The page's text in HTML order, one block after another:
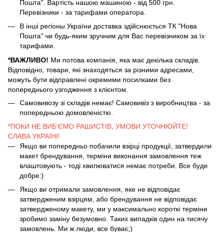
Пошта". Вартість нашою машиною - від 500 грн.
Перевізники - за тарифами оператора.
В інші регіоны України доставка здійснюється ТК "Нова
Пошта" чи будь-яким зручним для Вас перевізником за їх
тарифами.
*ВАЖЛИВО! Ми потова компанія, яка має декілька складів.
Відповідно, товари, які знаходяться за різними адресами,
можуть бути відправлені окремими посилками без
попереднього узгодження з клієнтом.
Самовивозу зі складів немає! Самовивіз з виробництва - за
попередньою домовленістю.
*ПОКИ НЕ ВИБ'ЄМО РАШИСТІВ, УМОВИ УТОЧНЮЙТЕ!
СЛАВА УКРАЇНІ!
Якщо ви попередньо побачили взірці продукції, затвердили
макет брендування, терміни виконання замовлення теж
влаштовують - тоді хвилюватися немає потреби. Все буде
добре:)
Якщо ви отримали замовлення, яке не відповідає
затвердженим взірцям, або брендування не відповідає
затвердженому макету, ми у максимально короткі терміни
зробимо заміну безумовно. Таких випадків один на тисячу
замовлень. Ми ж люди, все буває;)